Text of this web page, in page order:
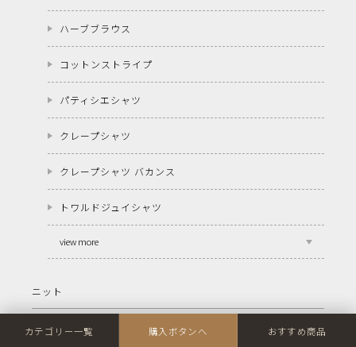
ハーブブラウス
コットンストライプ
パティシエシャツ
クレープシャツ
クレープシャツ バカンス
トワルドジュイシャツ
view more
ニット
クールビューティー"C"
カテゴリー一覧 購入ボタンへ おすすめ商品